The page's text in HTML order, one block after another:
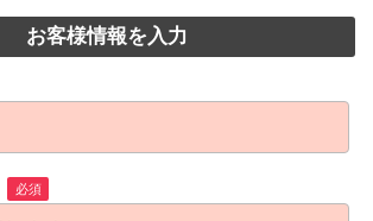
お客様情報を入力
必須